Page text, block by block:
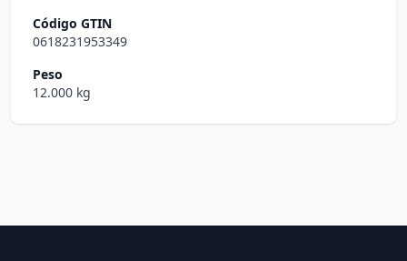
Código GTIN
0618231953349
Peso
12.000 kg